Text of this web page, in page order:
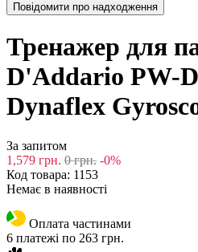
Повідомити про надходження
Тренажер для
D'Addario PW-
Dynaflex
За запитом
1,579 грн. 0 грн. -0%
Код товара: 1153
Немає в наявності
Оплата частинами
6 платежі по 263 грн.